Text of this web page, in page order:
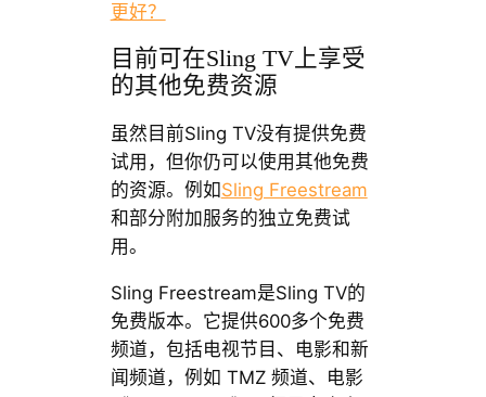
更好？
目前可在Sling TV上享受
的其他免费资源
虽然目前Sling TV没有提供免费
试用，但你仍可以使用其他免费
的资源。例如Sling Freestream
和部分附加服务的独立免费试
用。
Sling Freestream是Sling TV的
免费版本。它提供600多个免费
频道，包括电视节目、电影和新
闻频道，例如 TMZ 频道、电影